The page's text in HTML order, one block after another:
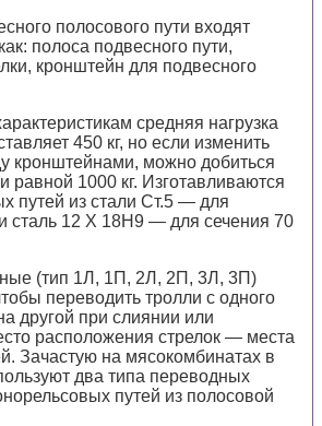
полосового пути входят
полоса подвесного пути,
кронштейн для подвесного
средняя нагрузка
450 кг, но если изменить
кронштейнами, можно добиться
равной 1000 кг. Изготавливаются
путей из стали Ст.5 — для
сталь 12 Х 18Н9 — для сечения 70
(тип 1Л, 1П, 2Л, 2П, 3Л, 3П)
переводить тролли с одного
другой при слиянии или
расположения стрелок — места
Зачастую на мясокомбинатах в
два типа переводных
путей из полосовой